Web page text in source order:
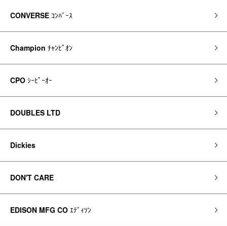
CONVERSE ｺﾝﾊﾞｰｽ
Champion ﾁｬﾝﾋﾟｵﾝ
CPO ｼｰﾋﾟｰｵｰ
DOUBLES LTD
Dickies
DON'T CARE
EDISON MFG CO ｴﾃﾞｨｿﾝ